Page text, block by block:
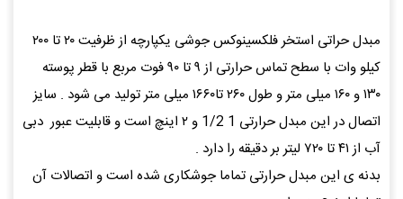
مبدل حراتی استخر فلکسینوکس جوشی یکپارچه از ظرفیت ۲۰ تا ۲۰۰
کیلو وات با سطح تماس حرارتی از ۹ تا ۹۰ فوت مربع با قطر پوسته
۱۳۰ و ۱۶۰ میلی متر و طول ۲۶۰ تا۱۶۶۰ میلی متر تولید می شود . سایز
اتصال در این مبدل حرارتی 1 1/2 و ۲ اینچ است و قابلیت عبور دبی
آب از ۴۱ تا ۷۲۰ لیتر بر دقیقه را دارد .
بدنه ی این مبدل حرارتی تماما جوشکاری شده است و اتصالات آن